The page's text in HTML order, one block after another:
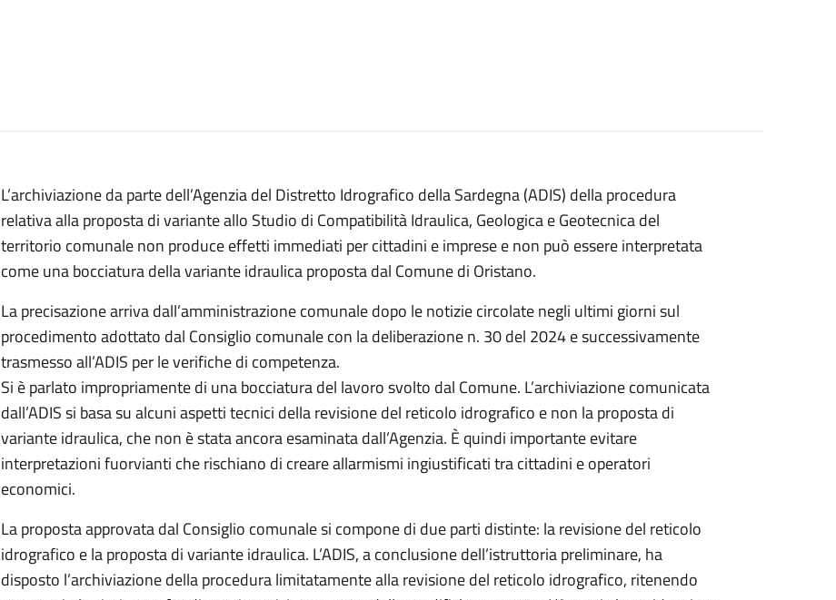
L’archiviazione da parte dell’Agenzia del Distretto Idrografico della Sardegna (ADIS) della procedura
relativa alla proposta di variante allo Studio di Compatibilità Idraulica, Geologica e Geotecnica del
territorio comunale non produce effetti immediati per cittadini e imprese e non può essere interpretata
come una bocciatura della variante idraulica proposta dal Comune di Oristano.
La precisazione arriva dall’amministrazione comunale dopo le notizie circolate negli ultimi giorni sul
procedimento adottato dal Consiglio comunale con la deliberazione n. 30 del 2024 e successivamente
trasmesso all’ADIS per le verifiche di competenza.
Si è parlato impropriamente di una bocciatura del lavoro svolto dal Comune. L’archiviazione comunicata
dall’ADIS si basa su alcuni aspetti tecnici della revisione del reticolo idrografico e non la proposta di
variante idraulica, che non è stata ancora esaminata dall’Agenzia. È quindi importante evitare
interpretazioni fuorvianti che rischiano di creare allarmismi ingiustificati tra cittadini e operatori
economici.
La proposta approvata dal Consiglio comunale si compone di due parti distinte: la revisione del reticolo
idrografico e la proposta di variante idraulica. L’ADIS, a conclusione dell’istruttoria preliminare, ha
disposto l’archiviazione della procedura limitatamente alla revisione del reticolo idrografico, ritenendo